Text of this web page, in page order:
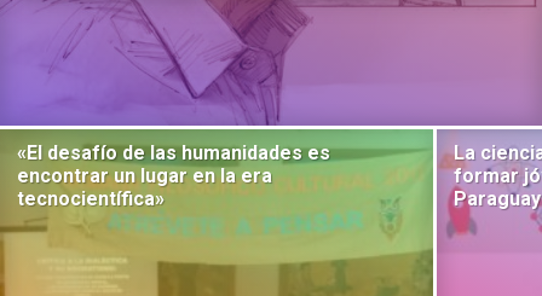
«El desafío de las humanidades es
encontrar un lugar en la era
tecnocientífica»
La
formar
Paraguay